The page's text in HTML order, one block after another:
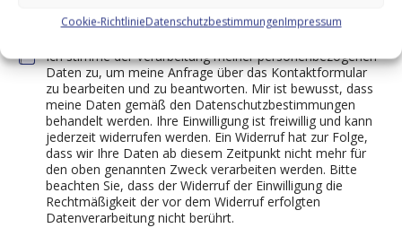
Cookie-RichtlinieDatenschutzbestimmungenImpressum
Einwilligung zur Datenverarbeitung*
Ich stimme der Verarbeitung meiner personenbezogenen
Daten zu, um meine Anfrage über das Kontaktformular
zu bearbeiten und zu beantworten. Mir ist bewusst, dass
meine Daten gemäß den Datenschutzbestimmungen
behandelt werden. Ihre Einwilligung ist freiwillig und kann
jederzeit widerrufen werden. Ein Widerruf hat zur Folge,
dass wir Ihre Daten ab diesem Zeitpunkt nicht mehr für
den oben genannten Zweck verarbeiten werden. Bitte
beachten Sie, dass der Widerruf der Einwilligung die
Rechtmäßigkeit der vor dem Widerruf erfolgten
Datenverarbeitung nicht berührt.